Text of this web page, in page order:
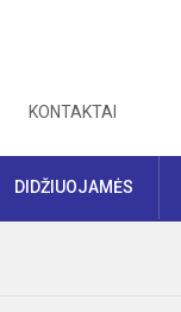
KONTAKTAI
DIDŽIUOJAMĖS